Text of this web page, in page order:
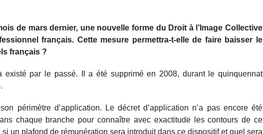
de mars dernier, une nouvelle forme du Droit à l’Image Collective
français. Cette mesure permettra-t-elle de faire baisser le
français ?
existé par le passé. Il a été supprimé en 2008, durant le quinquennat
périmètre d’application. Le décret d’application n’a pas encore été
chaque branche pour connaître avec exactitude les contours de ce
un plafond de rémunération sera introduit dans ce dispositif et quel sera